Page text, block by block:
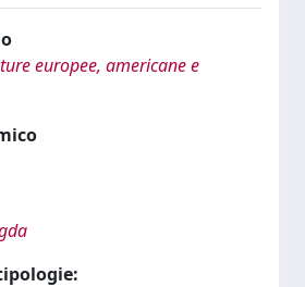
europee, americane e